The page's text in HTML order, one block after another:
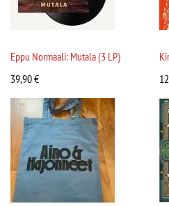
Eppu Normaali: Mutala (3 LP)
39,90€